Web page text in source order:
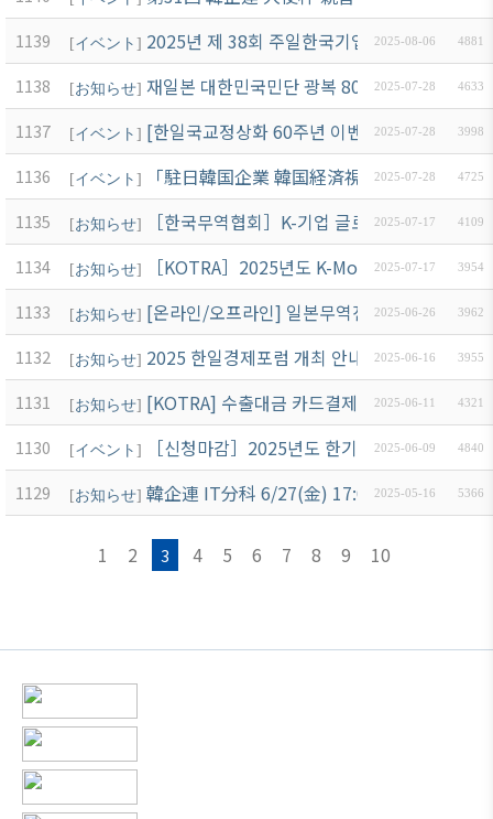
1139 [イベント] 2025년 제 38회 주일한국기업연합회 CEO포
2025-08-06 4881
1138 [お知らせ] 재일본 대한민국민단 광복 80주년 기념자료 광
2025-07-28 4633
1137 [イベント] [한일국교정상화 60주년 이벤트]日韓国交
2025-07-28 3998
1136 [イベント] 「駐日韓国企業 韓国経済視察団」참가 수요
2025-07-28 4725
1135 [お知らせ] ［한국무역협회］K-기업 글로벌직원 무역캠
2025-07-17 4109
1134 [お知らせ] ［KOTRA］2025년도 K-Move스쿨 해외진
2025-07-17 3954
1133 [お知らせ] [온라인/오프라인] 일본무역진흥기구-한국특
2025-06-26 3962
1132 [お知らせ] 2025 한일경제포럼 개최 안내(7/26) : 미 트
2025-06-16 3955
1131 [お知らせ] [KOTRA] 수출대금 카드결제 서비스(GTPP)
2025-06-11 4321
1130 [イベント] ［신청마감］2025년도 한기련 제1·2차
2025-06-09 4840
1129 [お知らせ] 韓企連 IT分科 6/27(金) 17:00～ 無料セミ
2025-05-16 5366
1 2 3 4 5 6 7 8 9 10